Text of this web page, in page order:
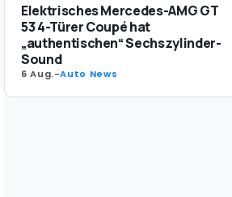
Elektrisches Mercedes-AMG GT
53 4-Türer Coupé hat
„authentischen“ Sechszylinder-
Sound
6 Aug.-Auto News